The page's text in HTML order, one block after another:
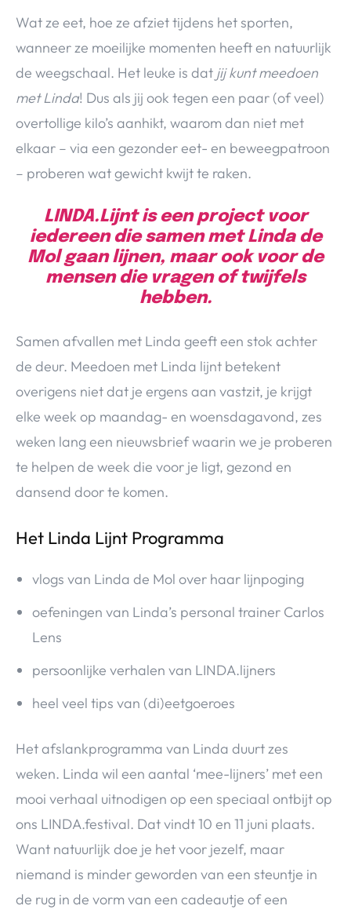
Wat ze eet, hoe ze afziet tijdens het sporten,
wanneer ze moeilijke momenten heeft en natuurlijk
de weegschaal. Het leuke is dat jij kunt meedoen
met Linda! Dus als jij ook tegen een paar (of veel)
overtollige kilo’s aanhikt, waarom dan niet met
elkaar – via een gezonder eet- en beweegpatroon
– proberen wat gewicht kwijt te raken.
LINDA.Lijnt is een project voor
iedereen die samen met Linda de
Mol gaan lijnen, maar ook voor de
mensen die vragen of twijfels
hebben.
Samen afvallen met Linda geeft een stok achter
de deur. Meedoen met Linda lijnt betekent
overigens niet dat je ergens aan vastzit, je krijgt
elke week op maandag- en woensdagavond, zes
weken lang een nieuwsbrief waarin we je proberen
te helpen de week die voor je ligt, gezond en
dansend door te komen.
Het Linda Lijnt Programma
vlogs van Linda de Mol over haar lijnpoging
oefeningen van Linda’s personal trainer Carlos
Lens
persoonlijke verhalen van LINDA.lijners
heel veel tips van (di)eetgoeroes
Het afslankprogramma van Linda duurt zes
weken. Linda wil een aantal ‘mee-lijners’ met een
mooi verhaal uitnodigen op een speciaal ontbijt op
ons LINDA.festival. Dat vindt 10 en 11 juni plaats.
Want natuurlijk doe je het voor jezelf, maar
niemand is minder geworden van een steuntje in
de rug in de vorm van een cadeautje of een